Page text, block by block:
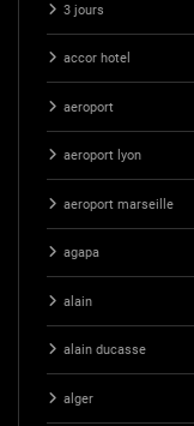
3 jours
accor hotel
aeroport
aeroport lyon
aeroport marseille
agapa
alain
alain ducasse
alger